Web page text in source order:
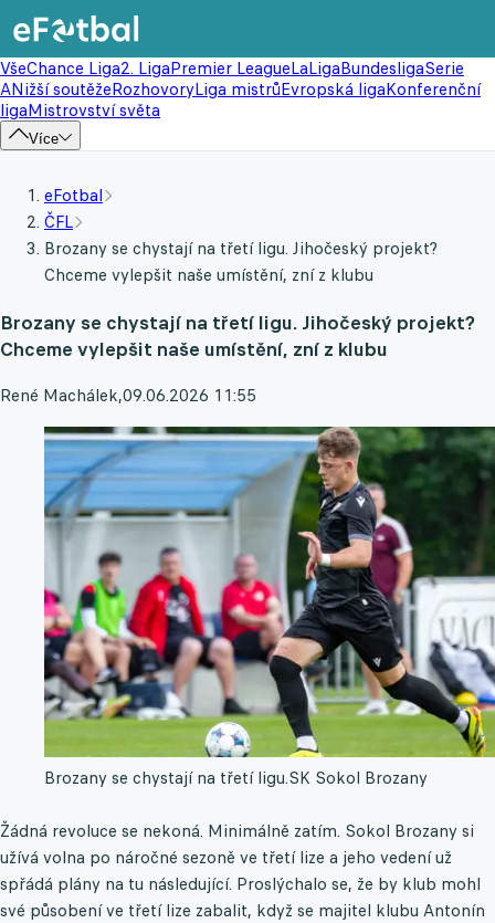
VšeChance Liga2. LigaPremier LeagueLaLigaBundesligaSerie
ANižší soutěžeRozhovoryLiga mistrůEvropská ligaKonferenční
ligaMistrovství světa
Více
eFotbal
ČFL
Brozany se chystají na třetí ligu. Jihočeský projekt?
Chceme vylepšit naše umístění, zní z klubu
Brozany se chystají na třetí ligu. Jihočeský projekt?
Chceme vylepšit naše umístění, zní z klubu
René Machálek,09.06.2026 11:55
Brozany se chystají na třetí ligu.SK Sokol Brozany
Žádná revoluce se nekoná. Minimálně zatím. Sokol Brozany si
užívá volna po náročné sezoně ve třetí lize a jeho vedení už
spřádá plány na tu následující. Proslýchalo se, že by klub mohl
své působení ve třetí lize zabalit, když se majitel klubu Antonín